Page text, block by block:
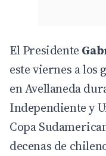
El Presidente
este viernes a
en Avellaneda
Independiente y
Copa
decenas de